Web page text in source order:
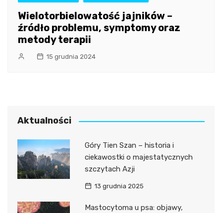
Wielotorbielowatość jajników –
źródło problemu, symptomy oraz
metody terapii
15 grudnia 2024
Aktualności
Góry Tien Szan – historia i
ciekawostki o majestatycznych
szczytach Azji
13 grudnia 2025
Mastocytoma u psa: objawy,